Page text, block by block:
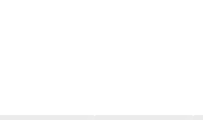
موی کاترومر حاوی کراتین هیدرولیز شده جهت ترمیم کلیه تاثیرات